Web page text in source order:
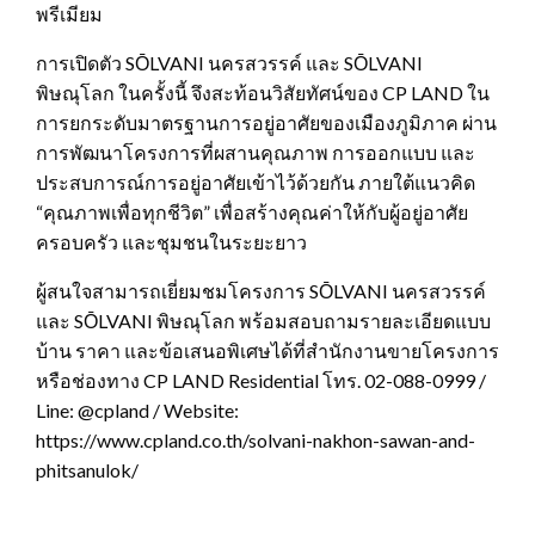
พรีเมียม
การเปิดตัว SŌLVANI นครสวรรค์ และ SŌLVANI
พิษณุโลก ในครั้งนี้ จึงสะท้อนวิสัยทัศน์ของ CP LAND ใน
การยกระดับมาตรฐานการอยู่อาศัยของเมืองภูมิภาค ผ่าน
การพัฒนาโครงการที่ผสานคุณภาพ การออกแบบ และ
ประสบการณ์การอยู่อาศัยเข้าไว้ด้วยกัน ภายใต้แนวคิด
“คุณภาพเพื่อทุกชีวิต” เพื่อสร้างคุณค่าให้กับผู้อยู่อาศัย
ครอบครัว และชุมชนในระยะยาว
ผู้สนใจสามารถเยี่ยมชมโครงการ SŌLVANI นครสวรรค์
และ SŌLVANI พิษณุโลก พร้อมสอบถามรายละเอียดแบบ
บ้าน ราคา และข้อเสนอพิเศษได้ที่สำนักงานขายโครงการ
หรือช่องทาง CP LAND Residential โทร. 02-088-0999 /
Line: @cpland / Website:
https://www.cpland.co.th/solvani-nakhon-sawan-and-
phitsanulok/